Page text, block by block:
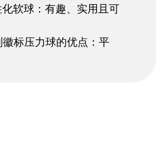
化软球：有趣、实用且可
徽标压力球的优点：平